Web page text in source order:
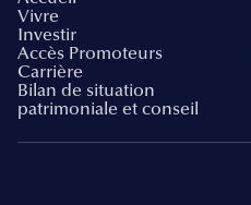
Vivre
Investir
Accès Promoteurs
Carrière
Bilan de situation
patrimoniale et conseil